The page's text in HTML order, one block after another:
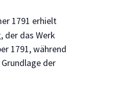
1791 erhielt
der das Werk
1791, während
der